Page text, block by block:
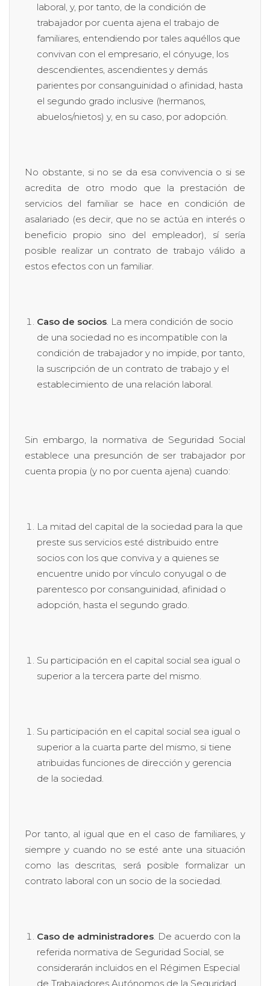
laboral, y, por tanto, de la condición de
trabajador por cuenta ajena el trabajo de
familiares, entendiendo por tales aquéllos que
convivan con el empresario, el cónyuge, los
descendientes, ascendientes y demás
parientes por consanguinidad o afinidad, hasta
el segundo grado inclusive (hermanos,
abuelos/nietos) y, en su caso, por adopción.
No obstante, si no se da esa convivencia o si se
acredita de otro modo que la prestación de
servicios del familiar se hace en condición de
asalariado (es decir, que no se actúa en interés o
beneficio propio sino del empleador), sí sería
posible realizar un contrato de trabajo válido a
estos efectos con un familiar.
Caso de socios. La mera condición de socio
de una sociedad no es incompatible con la
condición de trabajador y no impide, por tanto,
la suscripción de un contrato de trabajo y el
establecimiento de una relación laboral.
Sin embargo, la normativa de Seguridad Social
establece una presunción de ser trabajador por
cuenta propia (y no por cuenta ajena) cuando:
La mitad del capital de la sociedad para la que
preste sus servicios esté distribuido entre
socios con los que conviva y a quienes se
encuentre unido por vínculo conyugal o de
parentesco por consanguinidad, afinidad o
adopción, hasta el segundo grado.
Su participación en el capital social sea igual o
superior a la tercera parte del mismo.
Su participación en el capital social sea igual o
superior a la cuarta parte del mismo, si tiene
atribuidas funciones de dirección y gerencia
de la sociedad.
Por tanto, al igual que en el caso de familiares, y
siempre y cuando no se esté ante una situación
como las descritas, será posible formalizar un
contrato laboral con un socio de la sociedad.
Caso de administradores. De acuerdo con la
referida normativa de Seguridad Social, se
considerarán incluidos en el Régimen Especial
de Trabajadores Autónomos de la Seguridad